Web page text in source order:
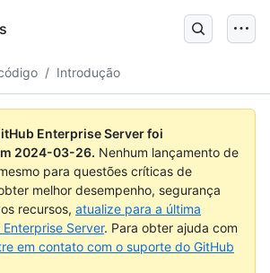
/ Introdução
Enterprise Server foi
2024-03-26. Nenhum lançamento de
para questões críticas de
melhor desempenho, segurança
recursos, atualize para a última
Server. Para obter ajuda com
em contato com o suporte do GitHub